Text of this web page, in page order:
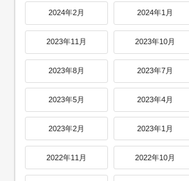
2024年2月 2024年1月
2023年11月 2023年10月
2023年8月 2023年7月
2023年5月 2023年4月
2023年2月 2023年1月
2022年11月 2022年10月